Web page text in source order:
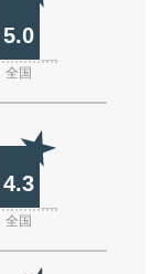
5.0
全国
4.3
全国